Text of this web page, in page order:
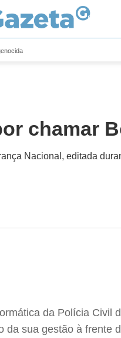
chamar
Nacional, editada
da Polícia
sua gestão à frente